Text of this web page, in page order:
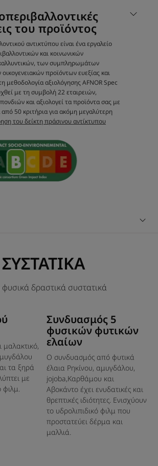
ΑΠΌ ΤΟΝ ΕΙΔΙΚΌ ΜΑΣ
των φροντίδων 5
είναι σχεδιασμένα
ΞΥΠΝΟΥΝ ΠΑΝΤΑ τις
τόσο στην όψη των
αίσθηση που
χαρίζουν.
με μια ακαταμάχητη, αύρα. Με κάθε
: καστορέλαιο, γλυκό
και έλαια από Jojoba και
να βαραίνει τα μαλλιά : για
μαλλιά.
ομορφιάς : ένα έως δύο λεπτά
για τέλειο ξέμπλεγμα.
του προϊόντος
αντικτύπου είναι ένα εργαλείο
και κοινωνικών
των συμπληρωμάτων
προϊόντων ευεξίας και
μεθοδολογία αξιολόγησης AFNOR Spec
με τη συμβολή 22 εταιρειών,
και αξιολογεί τα προϊόντα σας με
50 κριτήρια για ακόμη μεγαλύτερη
του δείκτη πράσινου αντίκτυπου
ΣΥΣΤΑΤΙΚΑ
φυσικά δραστικά συστατικά
μαλακτικό,
τα ξηρά
με
φιλμ.
Συνδυασμός 5
φυσικών φυτικών
ελαίων
Ο συνδυασμός από φυτικά
έλαια Ρηκίνου, αμυγδάλου,
jojoba,Καρθάμου και
Αβοκάντο έχει ενυδατικές και
θρεπτικές ιδιότητες. Ενισχύουν
το υδρολιπιδικό φιλμ που
προστατεύει δέρμα και
μαλλιά.